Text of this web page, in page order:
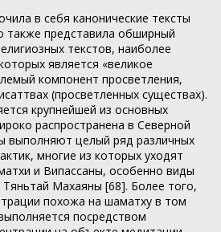
в себя канонические тексты
также представила обширный
текстов, наиболее
является «великое
компонент просветления,
(просветленных существах).
крупнейшей из основных
распространена в Северной
выполняют целый ряд различных
многие из которых уходят
и Випассаны, особенно виды
Махаяны [68]. Более того,
похожа на шаматху в том
посредством